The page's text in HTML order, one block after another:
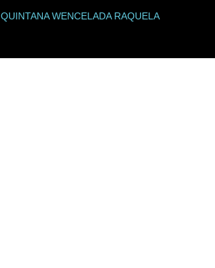
QUINTANA WENCELADA RAQUELA